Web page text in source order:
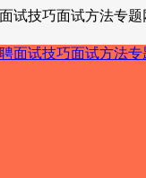
试技巧面试方法专题